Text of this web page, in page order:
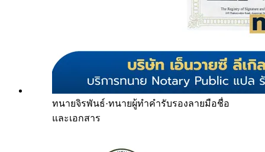
ทนายจิรพันธ์·ทนายผู้ทำคำรับรองลายมือชื่อ
และเอกสาร